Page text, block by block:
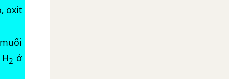
oxit
2 ở